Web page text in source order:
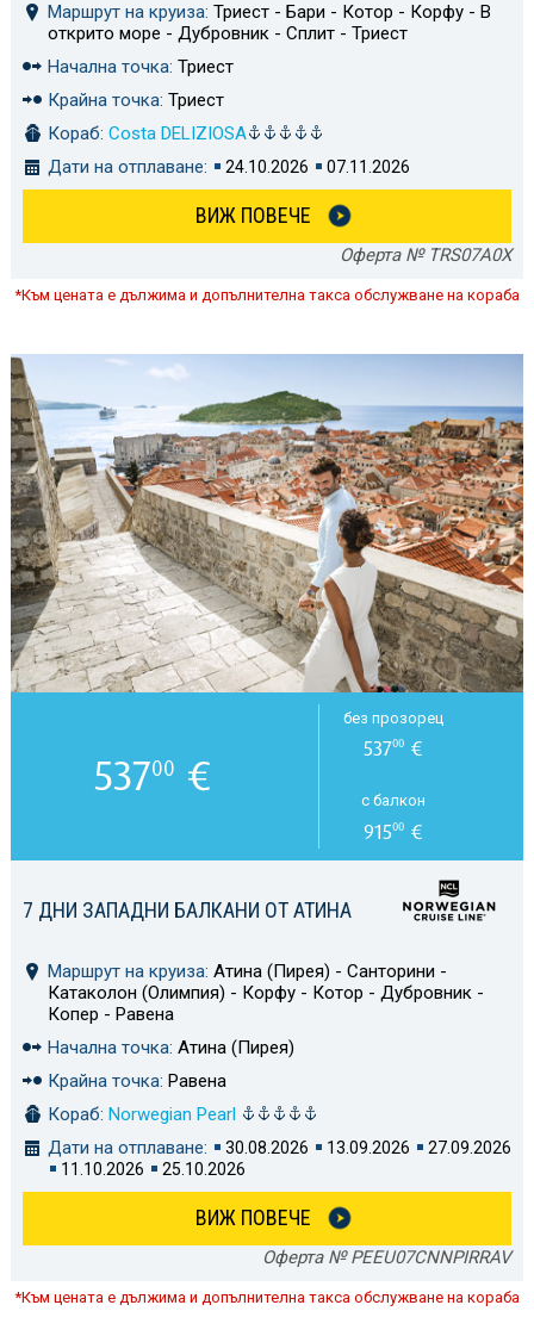
Маршрут на круиза: Триест - Бари - Котор - Корфу - В
открито море - Дубровник - Сплит - Триест
Начална точка: Триест
Крайна точка: Триест
Кораб: Costa DELIZIOSA
Дати на отплаване:
24.10.2026 07.11.2026
ВИЖ ПОВЕЧЕ
Оферта № TRS07A0X
*Към цената е дължима и допълнителна такса обслужване на кораба
7 ДНИ ЗАПАДНИ БАЛКАНИ ОТ АТИНА
Маршрут на круиза: Атина (Пирея) - Санторини -
Катаколон (Олимпия) - Корфу - Котор - Дубровник -
Копер - Равена
Начална точка: Атина (Пирея)
Крайна точка: Равена
Кораб: Norwegian Pearl
Дати на отплаване:
30.08.2026 13.09.2026
27.09.2026
11.10.2026
25.10.2026
ВИЖ ПОВЕЧЕ
Оферта № PEEU07CNNPIRRAV
53700 €
без прозорец
53700 €
с балкон
91500 €
*Към цената е дължима и допълнителна такса обслужване на кораба